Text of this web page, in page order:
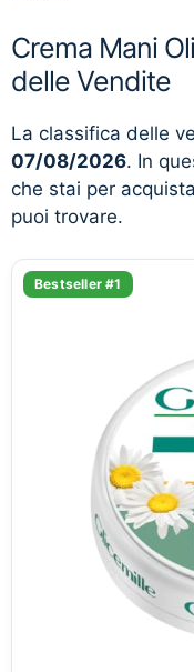
Crema Mani
delle Vendite
La classifica delle
07/08/2026. In
che stai per
puoi trovare.
Bestseller #1